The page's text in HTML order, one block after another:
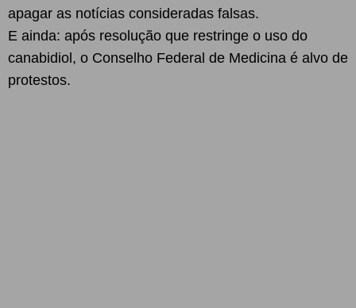
apagar as notícias consideradas falsas.
E ainda: após resolução que restringe o uso do
canabidiol, o Conselho Federal de Medicina é alvo de
protestos.